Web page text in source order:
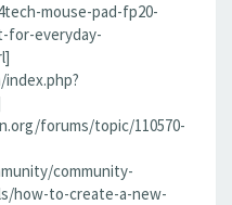
mouse-pad-fp20-
for-everyday-
forums/topic/110570-
community-
how-to-create-a-new-